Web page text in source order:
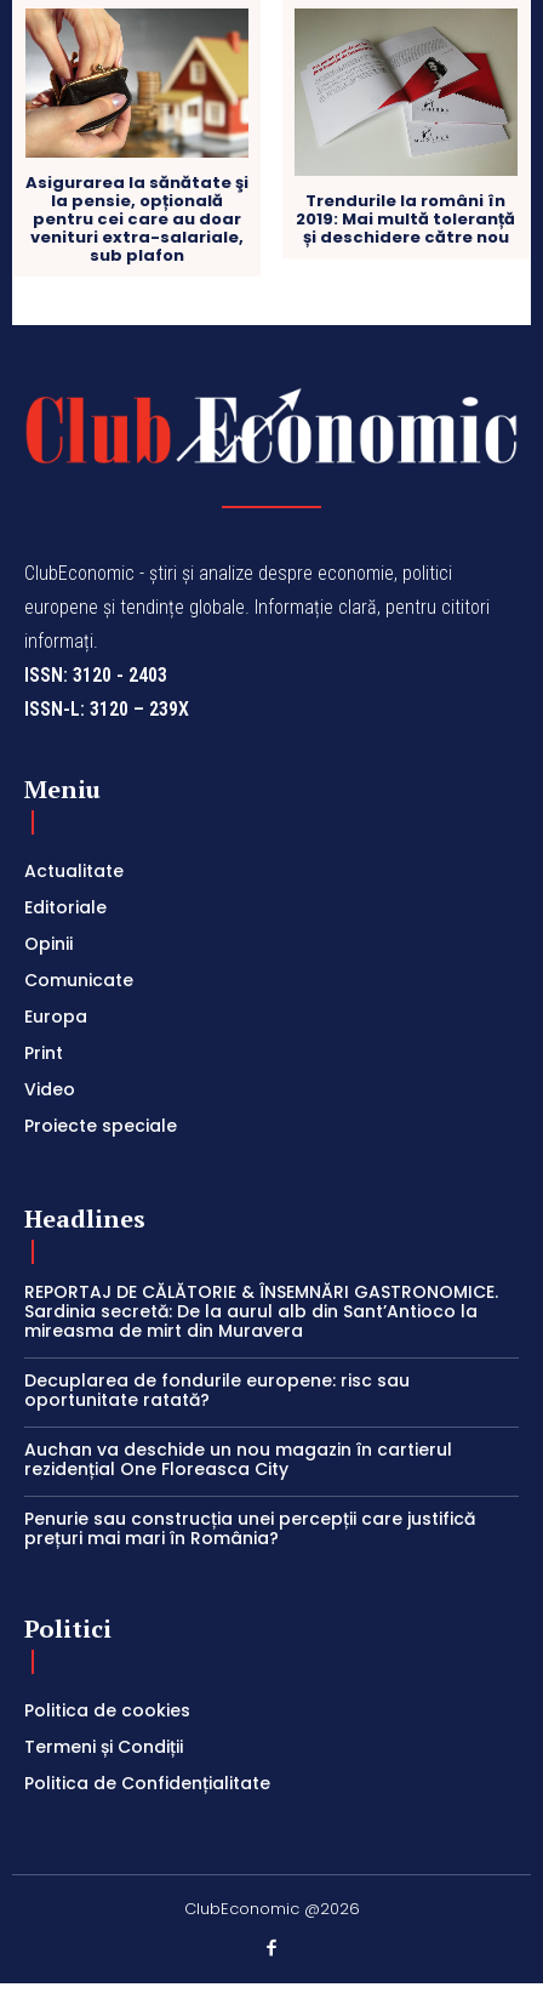
Asigurarea la sănătate şi
la pensie, opțională
pentru cei care au doar
venituri extra-salariale,
sub plafon
Trendurile la români în
2019: Mai multă toleranță
și deschidere către nou
ClubEconomic - știri și analize despre economie, politici
europene și tendințe globale. Informație clară, pentru cititori
informați.
ISSN: 3120 - 2403
ISSN-L: 3120 – 239X
Meniu
Actualitate
Editoriale
Opinii
Comunicate
Europa
Print
Video
Proiecte speciale
Headlines
REPORTAJ DE CĂLĂTORIE & ÎNSEMNĂRI GASTRONOMICE.
Sardinia secretă: De la aurul alb din Sant’Antioco la
mireasma de mirt din Muravera
Decuplarea de fondurile europene: risc sau
oportunitate ratată?
Auchan va deschide un nou magazin în cartierul
rezidențial One Floreasca City
Penurie sau construcția unei percepții care justifică
prețuri mai mari în România?
Politici
Politica de cookies
Termeni și Condiții
Politica de Confidențialitate
ClubEconomic @2026